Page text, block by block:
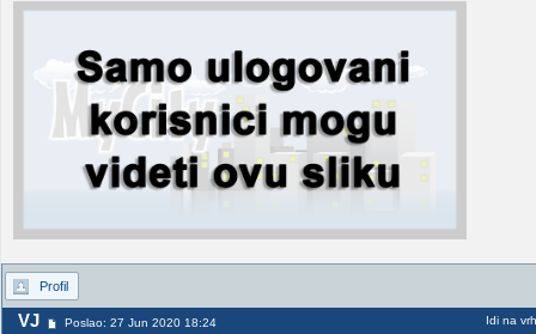
Profil
VJ Poslao: 27 Jun 2020 18:24 Idi na vrh